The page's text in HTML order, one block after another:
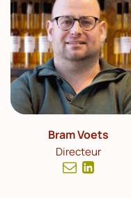
Bram Voets
Directeur